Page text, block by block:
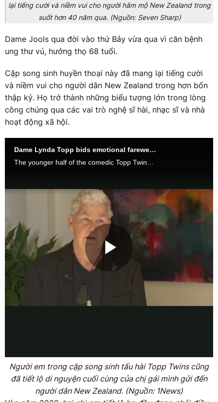
lại tiếng cười và niềm vui cho người hâm mộ New Zealand trong
suốt hơn 40 năm qua. (Nguồn: Seven Sharp)
Dame Jools qua đời vào thứ Bảy vừa qua vì căn bệnh
ung thư vú, hưởng thọ 68 tuổi.
Cặp song sinh huyền thoại này đã mang lại tiếng cười
và niềm vui cho người dân New Zealand trong hơn bốn
thập kỷ. Họ trở thành những biểu tượng lớn trong lòng
công chúng qua các vai trò nghệ sĩ hài, nhạc sĩ và nhà
hoạt động xã hội.
Người em trong cặp song sinh tấu hài Topp Twins cũng
đã tiết lộ di nguyện cuối cùng của chị gái mình gửi đến
người dân New Zealand. (Nguồn: 1News)